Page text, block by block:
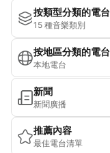
按類型分類的電台
15 種音樂類別
按地區分類的電台
本地電台
新聞
新聞廣播
推薦內容
最佳電台清單